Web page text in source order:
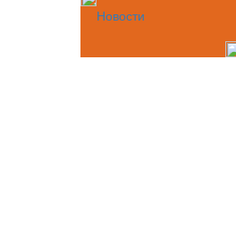
Новости